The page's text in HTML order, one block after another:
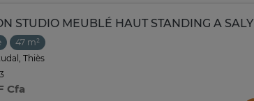
STUDIO MEUBLÉ HAUT STANDING A SALY
47 m²
Thiès
Cfa